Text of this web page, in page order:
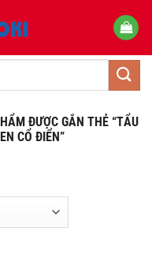
ĐƯỢC GẮN THẺ “TẨU
CỔ ĐIỂN”